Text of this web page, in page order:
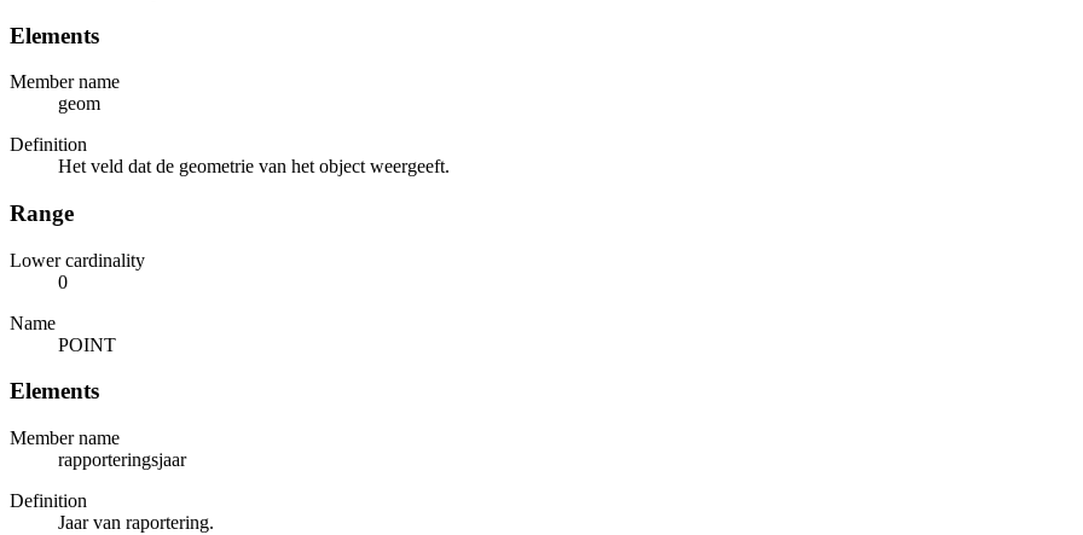
Elements
Member name
geom
Definition
Het veld dat de geometrie van het object weergeeft.
Range
Lower cardinality
0
Name
POINT
Elements
Member name
rapporteringsjaar
Definition
Jaar van raportering.